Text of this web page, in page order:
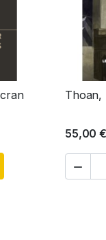
au panier
Thoan,
55,00 €
